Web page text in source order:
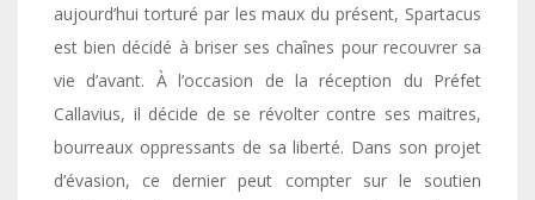
aujourd’hui torturé par les maux du présent, Spartacus
est bien décidé à briser ses chaînes pour recouvrer sa
vie d’avant. À l’occasion de la réception du Préfet
Callavius, il décide de se révolter contre ses maitres,
bourreaux oppressants de sa liberté. Dans son projet
d’évasion, ce dernier peut compter sur le soutien